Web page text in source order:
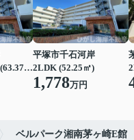
2LDK＋S(納戸) (63.37㎡)
平塚市千石河岸
2LDK (52.25㎡)
1,778万円
ベルパーク湘南茅ヶ崎E館